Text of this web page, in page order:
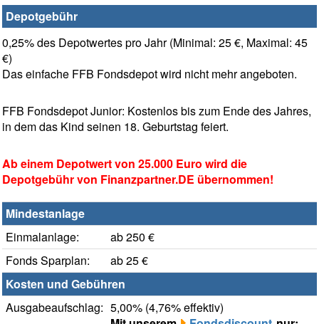
Depotgebühr
0,25% des Depotwertes pro Jahr (Minimal: 25 €, Maximal: 45
€)
Das einfache FFB Fondsdepot wird nicht mehr angeboten.
FFB Fondsdepot Junior: Kostenlos bis zum Ende des Jahres,
in dem das Kind seinen 18. Geburtstag feiert.
Ab einem Depotwert von 25.000 Euro wird die
Depotgebühr von Finanzpartner.DE übernommen!
Mindestanlage
Einmalanlage:
ab 250 €
Fonds Sparplan:
ab 25 €
Kosten und Gebühren
Ausgabeaufschlag: 5,00% (4,76% effektiv)